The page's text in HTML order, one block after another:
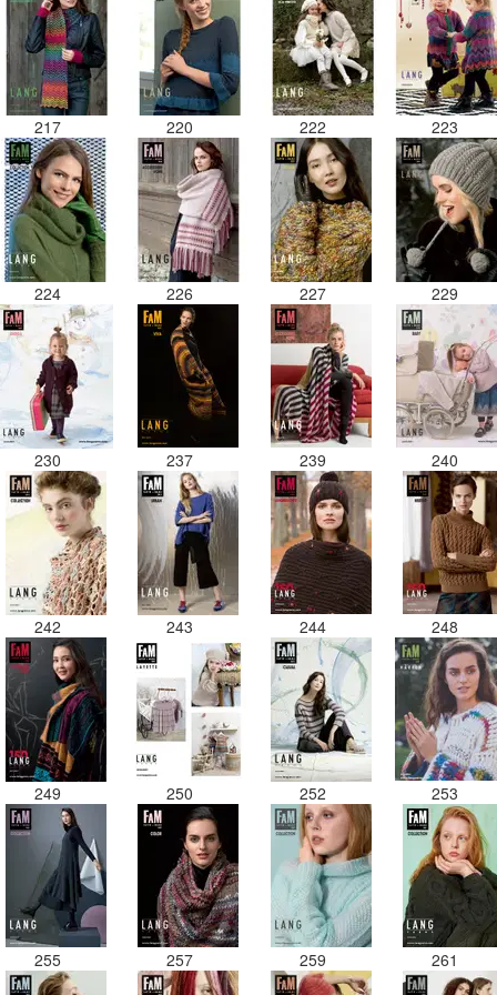
217 220 222 223
224 226 227 229
230 237 239 240
242 243 244 248
249 250 252 253
255 257 259 261